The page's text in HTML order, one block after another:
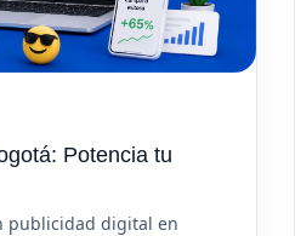
Potencia tu
publicidad digital en